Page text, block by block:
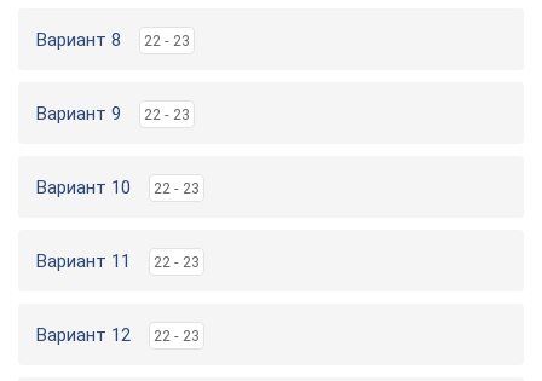
Вариант 8 22 - 23
Вариант 9 22 - 23
Вариант 10 22 - 23
Вариант 11 22 - 23
Вариант 12 22 - 23